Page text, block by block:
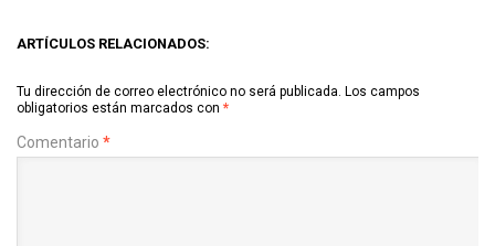
ARTÍCULOS RELACIONADOS:
Tu dirección de correo electrónico no será publicada. Los campos
obligatorios están marcados con *
Comentario *